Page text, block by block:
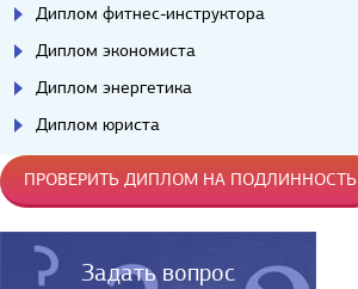
Диплом фитнес-инструктора
Диплом экономиста
Диплом энергетика
Диплом юриста
ПРОВЕРИТЬ ДИПЛОМ НА ПОДЛИННОСТЬ
Задать вопрос